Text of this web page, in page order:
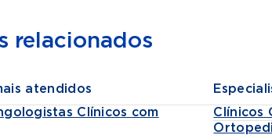
relacionados
atendidos
Clínicos com
Clínicos